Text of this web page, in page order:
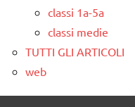
classi 1a-5a
classi medie
TUTTI GLI ARTICOLI
web